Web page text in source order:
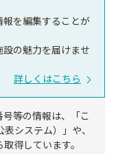
を編集することが
の魅力を届けませ
詳しくはこちら
等の情報は、「こ
システム）」や、
得しています。